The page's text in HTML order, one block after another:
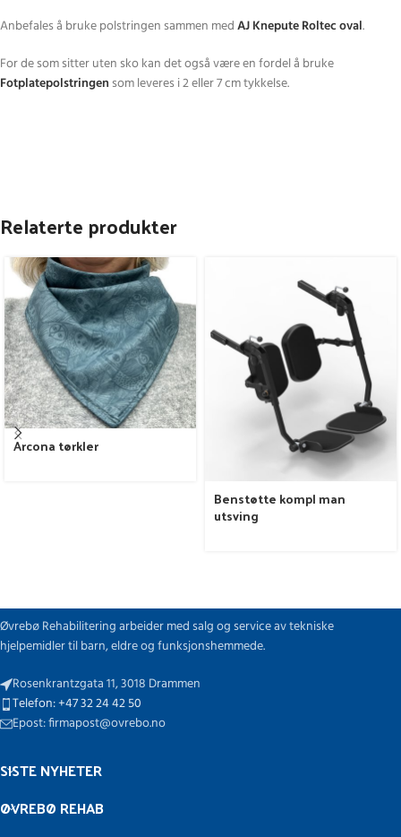
Anbefales å bruke polstringen sammen medAJ Knepute Roltec oval.
For de som sitter uten sko kan det også være en fordel å bruke
Fotplatepolstringen som leveres i 2 eller 7 cm tykkelse.
Relaterte produkter
Arcona tørkler
Benstøtte kompl man
utsving
Øvrebø Rehabilitering arbeider med salg og service av tekniske
hjelpemidler til barn, eldre og funksjonshemmede.
Rosenkrantzgata 11, 3018 Drammen
Telefon: +47 32 24 42 50
Epost: firmapost@ovrebo.no
SISTE NYHETER
ØVREBØ REHAB